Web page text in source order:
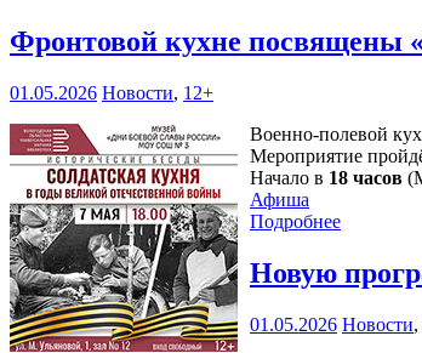
Фронтовой кухне посвящены
01.05.2026 Новости, 12+
Военно-полевой
Мероприятие
Начало в 18 часов
Афиша
Подробнее
Новую
01.05.2026 Новости,